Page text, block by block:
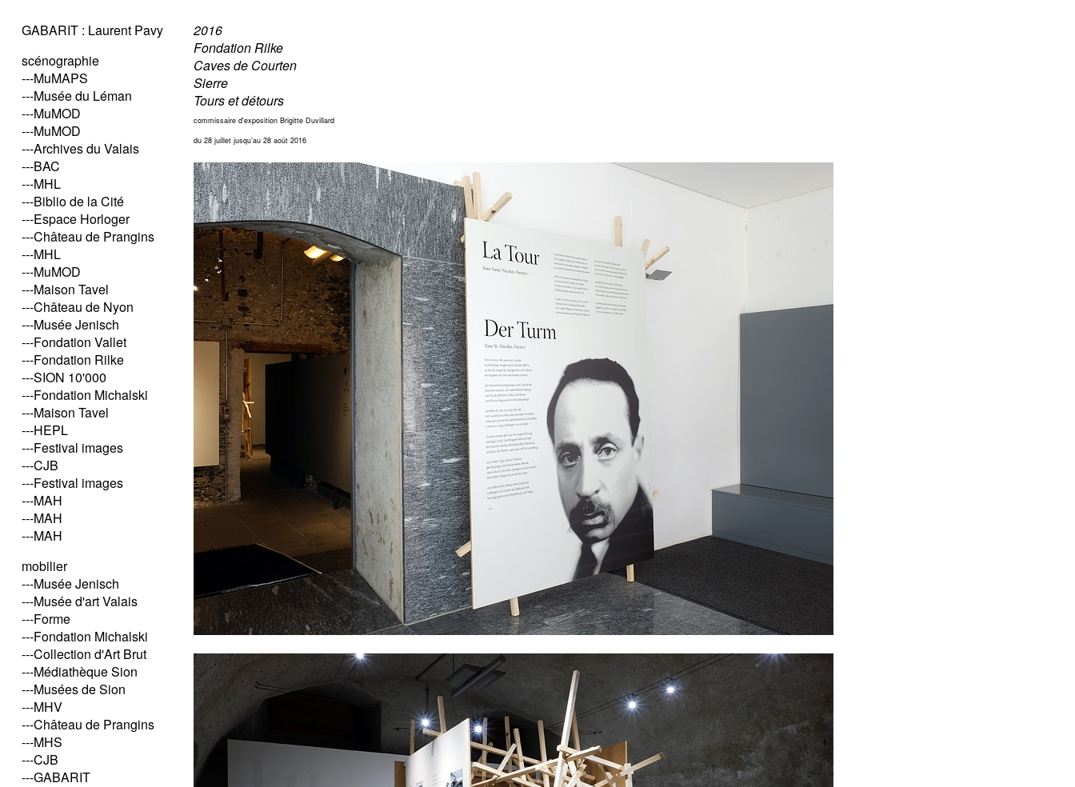
GABARIT : Laurent Pavy
scénographie
---MuMAPS
---Musée du Léman
---MuMOD
---MuMOD
---Archives du Valais
---BAC
---MHL
---Biblio de la Cité
---Espace Horloger
---Château de Prangins
---MHL
---MuMOD
---Maison Tavel
---Château de Nyon
---Musée Jenisch
---Fondation Vallet
---Fondation Rilke
---SION 10'000
---Fondation Michalski
---Maison Tavel
---HEPL
---Festival images
---CJB
---Festival images
---MAH
---MAH
---MAH
mobilier
---Musée Jenisch
---Musée d'art Valais
---Forme
---Fondation Michalski
---Collection d'Art Brut
---Médiathèque Sion
---Musées de Sion
---MHV
---Château de Prangins
---MHS
---CJB
---GABARIT
2016
Fondation Rilke
Caves de Courten
Sierre
Tours et détours
commissaire d'exposition Brigitte Duvillard
du 28 juillet jusqu’au 28 août 2016